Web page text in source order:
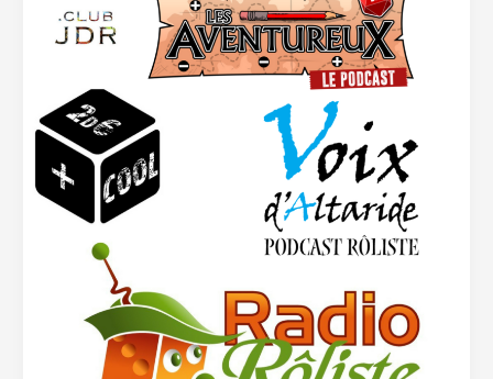
que
j’écoute
pourquoi